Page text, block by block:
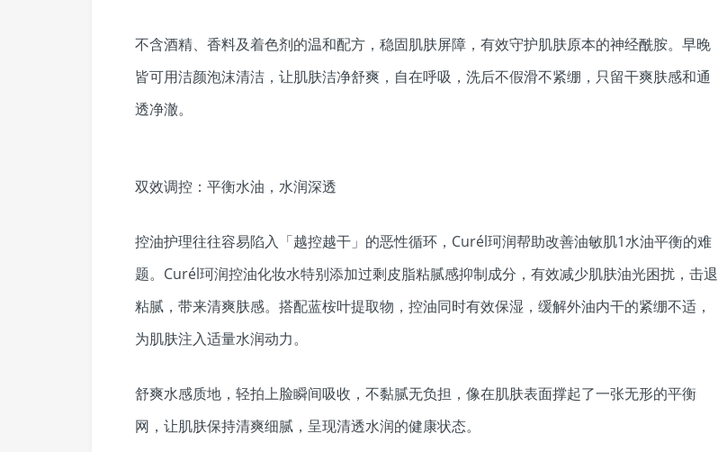
不含酒精、香料及着色剂的温和配方，稳固肌肤屏障，有效守护肌肤原本的神经酰胺。早晚
皆可用洁颜泡沫清洁，让肌肤洁净舒爽，自在呼吸，洗后不假滑不紧绷，只留干爽肤感和通
透净澈。
双效调控：平衡水油，水润深透
控油护理往往容易陷入「越控越干」的恶性循环，Curél珂润帮助改善油敏肌1水油平衡的难
题。Curél珂润控油化妆水特别添加过剩皮脂粘腻感抑制成分，有效减少肌肤油光困扰，击退
粘腻，带来清爽肤感。搭配蓝桉叶提取物，控油同时有效保湿，缓解外油内干的紧绷不适，
为肌肤注入适量水润动力。
舒爽水感质地，轻拍上脸瞬间吸收，不黏腻无负担，像在肌肤表面撑起了一张无形的平衡
网，让肌肤保持清爽细腻，呈现清透水润的健康状态。